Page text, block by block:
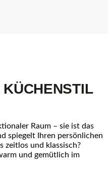
Raum – sie ist das
spiegelt Ihren persönlichen
zeitlos und klassisch?
und gemütlich im